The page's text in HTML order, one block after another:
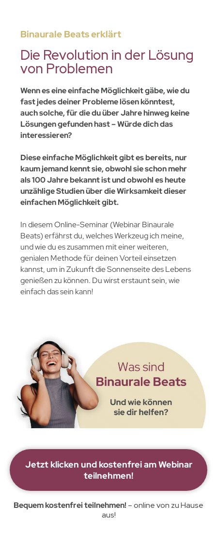
Binaurale Beats erklärt
Die Revolution in der Lösung
von Problemen
Wenn es eine einfache Möglichkeit gäbe, wie du
fast jedes deiner Probleme lösen könntest,
auch solche, für die du über Jahre hinweg keine
Lösungen gefunden hast – Würde dich das
interessieren?
Diese einfache Möglichkeit gibt es bereits, nur
kaum jemand kennt sie, obwohl sie schon mehr
als 100 Jahre bekannt ist und obwohl es heute
unzählige Studien über die Wirksamkeit dieser
einfachen Möglichkeit gibt.
In diesem Online-Seminar (Webinar Binaurale
Beats) erfährst du, welches Werkzeug ich meine,
und wie du es zusammen mit einer weiteren,
genialen Methode für deinen Vorteil einsetzen
kannst, um in Zukunft die Sonnenseite des Lebens
genießen zu können. Du wirst erstaunt sein, wie
einfach das sein kann!
Jetzt klicken und kostenfrei am Webinar
teilnehmen!
Bequem kostenfrei teilnehmen!– online von zu Hause
aus!